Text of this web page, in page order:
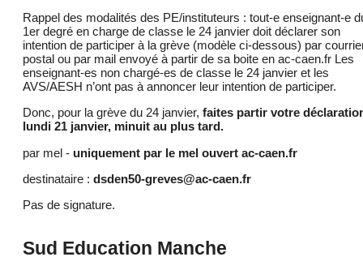
Rappel des modalités des PE/instituteurs : tout-e enseignant-e
1er degré en charge de classe le 24 janvier doit déclarer son
intention de participer à la grève (modèle ci-dessous) par
postal ou par mail envoyé à partir de sa boite en ac-caen.fr Les
enseignant-es non chargé-es de classe le 24 janvier et les
AVS/AESH n’ont pas à annoncer leur intention de participer.
Donc, pour la grève du 24 janvier, faites partir votre
lundi 21 janvier, minuit au plus tard.
par mel - uniquement par le mel ouvert ac-caen.fr
destinataire : dsden50-greves@ac-caen.fr
Pas de signature.
Sud Education Manche